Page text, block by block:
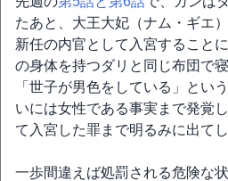
たあと、大王大妃（ナム・ギエ
新任の内官として入宮すること
の身体を持つダリと同じ布団で
「世子が男色をしている」とい
いには女性である事実まで発覚
て入宮した罪まで明るみに出てし
一歩間違えば処罰される危険な